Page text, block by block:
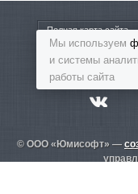
Полная карта сайта
Бесплатный
© ООО «Юмисофт» —
Мы используем
и системы
работы сайта